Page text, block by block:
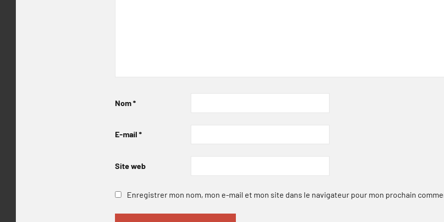
Nom*
E-mail *
Site web
Enregistrer mon nom, mon e-mail et mon site dans le navigateur pour mon prochain